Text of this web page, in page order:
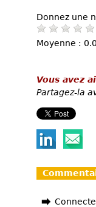
Donnez une
Moyenne :
Vous avez
Partagez-la